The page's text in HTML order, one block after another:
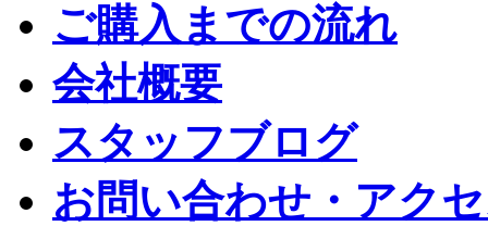
ご購入までの流れ
会社概要
スタッフブログ
お問い合わせ・アク